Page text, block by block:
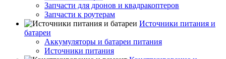
Запчасти для дронов и квадракоптеров
Запчасти к роутерам
Источники питания и
батареи
Аккумуляторы и батареи питания
Источники питания